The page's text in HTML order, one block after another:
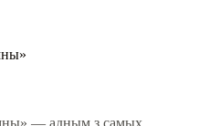
— адным з самых